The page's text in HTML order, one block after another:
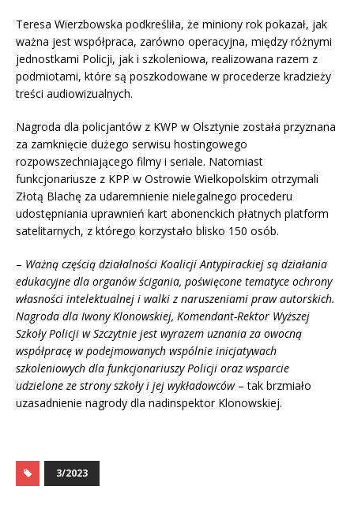
Teresa Wierzbowska podkreśliła, że miniony rok pokazał, jak
ważna jest współpraca, zarówno operacyjna, między różnymi
jednostkami Policji, jak i szkoleniowa, realizowana razem z
podmiotami, które są poszkodowane w procederze kradzieży
treści audiowizualnych.
Nagroda dla policjantów z KWP w Olsztynie została przyznana
za zamknięcie dużego serwisu hostingowego
rozpowszechniającego filmy i seriale. Natomiast
funkcjonariusze z KPP w Ostrowie Wielkopolskim otrzymali
Złotą Blachę za udaremnienie nielegalnego procederu
udostępniania uprawnień kart abonenckich płatnych platform
satelitarnych, z którego korzystało blisko 150 osób.
– Ważną częścią działalności Koalicji Antypirackiej są działania
edukacyjne dla organów ścigania, poświęcone tematyce ochrony
własności intelektualnej i walki z naruszeniami praw autorskich.
Nagroda dla Iwony Klonowskiej, Komendant-Rektor Wyższej
Szkoły Policji w Szczytnie jest wyrazem uznania za owocną
współpracę w podejmowanych wspólnie inicjatywach
szkoleniowych dla funkcjonariuszy Policji oraz wsparcie
udzielone ze strony szkoły i jej wykładowców– tak brzmiało
uzasadnienie nagrody dla nadinspektor Klonowskiej.
3/2023